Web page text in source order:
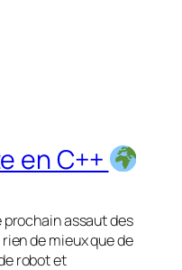
en C++
assaut des
de mieux que de
robot et